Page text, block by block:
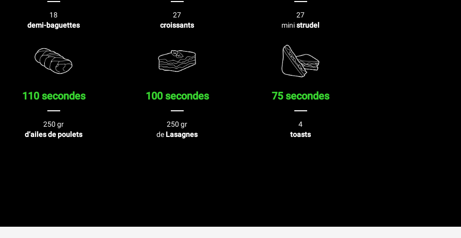
18
demi-baguettes
27
croissants
27
ministrudel
110 secondes
250 gr
d’ailes de poulets
100 secondes
250 gr
de Lasagnes
75 secondes
4
toasts